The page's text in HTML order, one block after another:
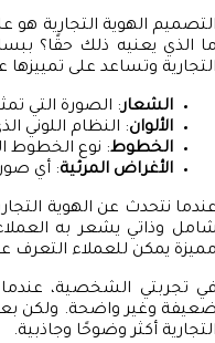
التصميم الهوية التجارية هو
ما الذي يعنيه ذلك حقًا؟
التجارية وتساعد على
الشعار: الصورة التي
الألوان: النظام اللوني
الخطوط: نوع الخطوط
الأغراض المرئية: أي صور
عندما نتحدث عن الهوية
شامل وذاتي يشعر به
مميزة يمكن للعملاء التعرف
في تجربتي الشخصية، عندما
ضعيفة وغير واضحة. ولكن
التجارية أكثر وضوحًا وجاذبية.